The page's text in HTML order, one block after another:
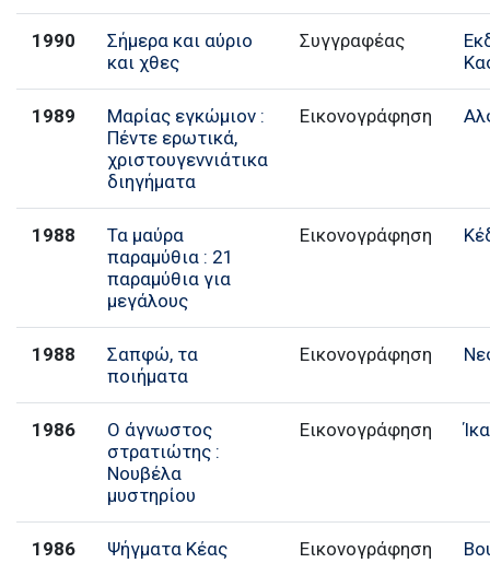
1990
Σήμερα και αύριο
και χθες
Συγγραφέας
1989
Μαρίας εγκώμιον :
Πέντε ερωτικά,
χριστουγεννιάτικα
διηγήματα
Εικονογράφηση
1988
Τα μαύρα
παραμύθια : 21
παραμύθια για
μεγάλους
Εικονογράφηση
1988
Σαπφώ, τα
ποιήματα
Εικονογράφηση
1986
Ο άγνωστος
στρατιώτης :
Νουβέλα
μυστηρίου
Εικονογράφηση
1986 Ψήγματα Κέας Εικονογράφηση